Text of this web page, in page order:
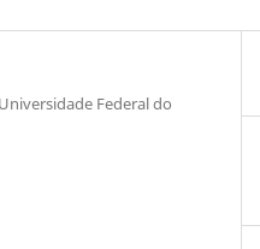
Federal do